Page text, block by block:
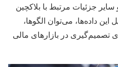
جزئیات مرتبط با بلاکچین
این داده‌ها، می‌توان الگوها،
تصمیم‌گیری در بازارهای مالی